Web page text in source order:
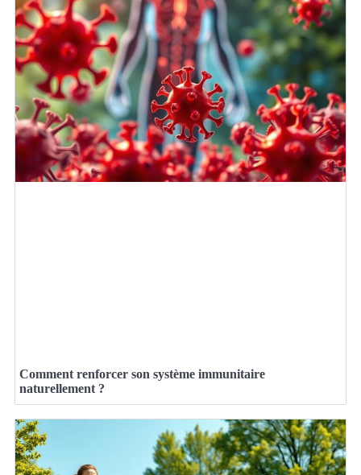
Comment renforcer son système immunitaire
naturellement ?